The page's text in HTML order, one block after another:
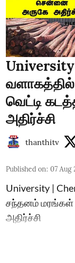
வெட்டி
அதிர்ச்சி
thanthitv
Published on: 07 Aug
University |
சந்தனம் மரங்கள்
அதிர்ச்சி